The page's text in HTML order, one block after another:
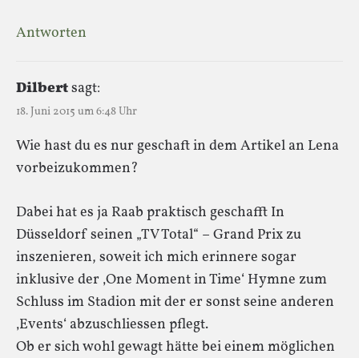
Antworten
Dilbertsagt:
18. Juni 2015 um 6:48 Uhr
Wie hast du es nur geschaft in dem Artikel an Lena
vorbeizukommen?
Dabei hat es ja Raab praktisch geschafft In
Düsseldorf seinen „TV Total“ – Grand Prix zu
inszenieren, soweit ich mich erinnere sogar
inklusive der ‚One Moment in Time‘ Hymne zum
Schluss im Stadion mit der er sonst seine anderen
‚Events‘ abzuschliessen pflegt.
Ob er sich wohl gewagt hätte bei einem möglichen